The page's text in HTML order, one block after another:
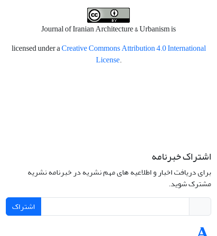
Journal of Iranian Architecture & Urbanism is
licensed under aCreative Commons Attribution 4.0 International
License.
اشتراک خبرنامه
برای دریافت اخبار و اطلاعیه های مهم نشریه در خبرنامه نشریه
مشترک شوید.
اشتراک